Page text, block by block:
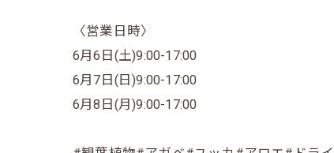
〈営業日時〉
6月6日(土)9:00-17:00
6月7日(日)9:00-17:00
6月8日(月)9:00-17:00